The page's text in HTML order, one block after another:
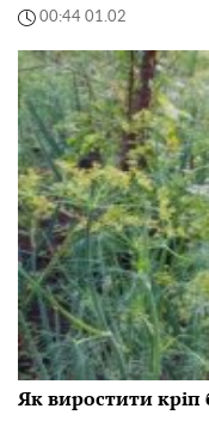
00:44 01.02
Як виростити кріп